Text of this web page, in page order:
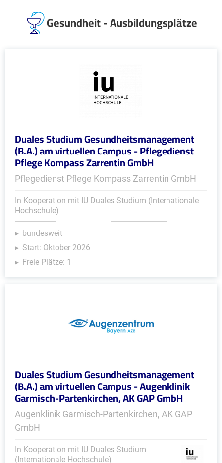
Gesundheit - Ausbildungsplätze
Duales Studium Gesundheitsmanagement
(B.A.) am virtuellen Campus - Pflegedienst
Pflege Kompass Zarrentin GmbH
Pflegedienst Pflege Kompass Zarrentin GmbH
In Kooperation mit IU Duales Studium (Internationale
Hochschule)
bundesweit
Start: Oktober 2026
Freie Plätze: 1
Duales Studium Gesundheitsmanagement
(B.A.) am virtuellen Campus - Augenklinik
Garmisch-Partenkirchen, AK GAP GmbH
Augenklinik Garmisch-Partenkirchen, AK GAP
GmbH
In Kooperation mit IU Duales Studium
(Internationale Hochschule)